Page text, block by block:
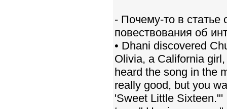
- Почему-то в статье
повествования об
• Dhani discovered
Olivia, a California
heard the song in the
really good, but you
'Sweet Little